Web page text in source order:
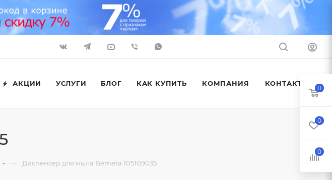
АКЦИИ УСЛУГИ БЛОГ КАК КУПИТЬ КОМПАНИЯ КОНТАКТЫ
— Диспенсер для мыла Bemeta 105109035
0
0
0